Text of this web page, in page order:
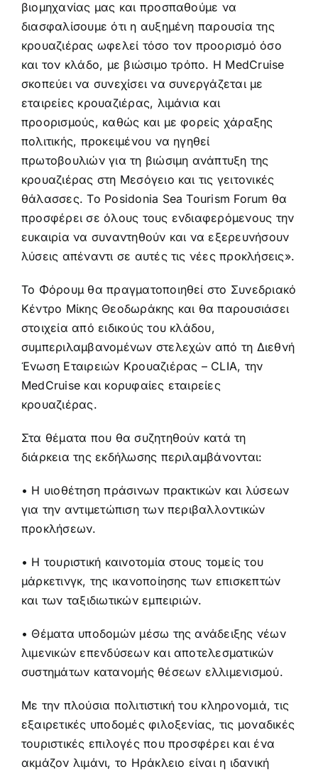
βιομηχανίας μας και προσπαθούμε να
διασφαλίσουμε ότι η αυξημένη παρουσία της
κρουαζιέρας ωφελεί τόσο τον προορισμό όσο
και τον κλάδο, με βιώσιμο τρόπο. Η MedCruise
σκοπεύει να συνεχίσει να συνεργάζεται με
εταιρείες κρουαζιέρας, λιμάνια και
προορισμούς, καθώς και με φορείς χάραξης
πολιτικής, προκειμένου να ηγηθεί
πρωτοβουλιών για τη βιώσιμη ανάπτυξη της
κρουαζιέρας στη Μεσόγειο και τις γειτονικές
θάλασσες. Το Posidonia Sea Tourism Forum θα
προσφέρει σε όλους τους ενδιαφερόμενους την
ευκαιρία να συναντηθούν και να εξερευνήσουν
λύσεις απέναντι σε αυτές τις νέες προκλήσεις».
Το Φόρουμ θα πραγματοποιηθεί στο Συνεδριακό
Κέντρο Μίκης Θεοδωράκης και θα παρουσιάσει
στοιχεία από ειδικούς του κλάδου,
συμπεριλαμβανομένων στελεχών από τη Διεθνή
Ένωση Εταιρειών Κρουαζιέρας – CLIA, την
MedCruise και κορυφαίες εταιρείες
κρουαζιέρας.
Στα θέματα που θα συζητηθούν κατά τη
διάρκεια της εκδήλωσης περιλαμβάνονται:
• Η υιοθέτηση πράσινων πρακτικών και λύσεων
για την αντιμετώπιση των περιβαλλοντικών
προκλήσεων.
• Η τουριστική καινοτομία στους τομείς του
μάρκετινγκ, της ικανοποίησης των επισκεπτών
και των ταξιδιωτικών εμπειριών.
• Θέματα υποδομών μέσω της ανάδειξης νέων
λιμενικών επενδύσεων και αποτελεσματικών
συστημάτων κατανομής θέσεων ελλιμενισμού.
Με την πλούσια πολιτιστική του κληρονομιά, τις
εξαιρετικές υποδομές φιλοξενίας, τις μοναδικές
τουριστικές επιλογές που προσφέρει και ένα
ακμάζον λιμάνι, το Ηράκλειο είναι η ιδανική